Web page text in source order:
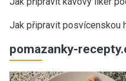
Jak připravit posvícenskou
pomazanky-